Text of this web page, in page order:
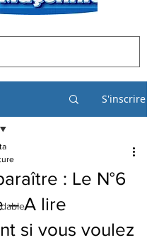
S'inscrire
: Le N°6
– A lire
si vous voulez